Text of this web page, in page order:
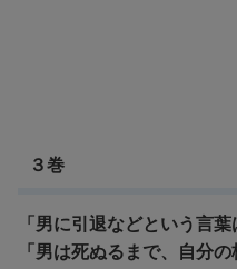
３巻
「男に引退などという言葉
「男は死ぬるまで、自分